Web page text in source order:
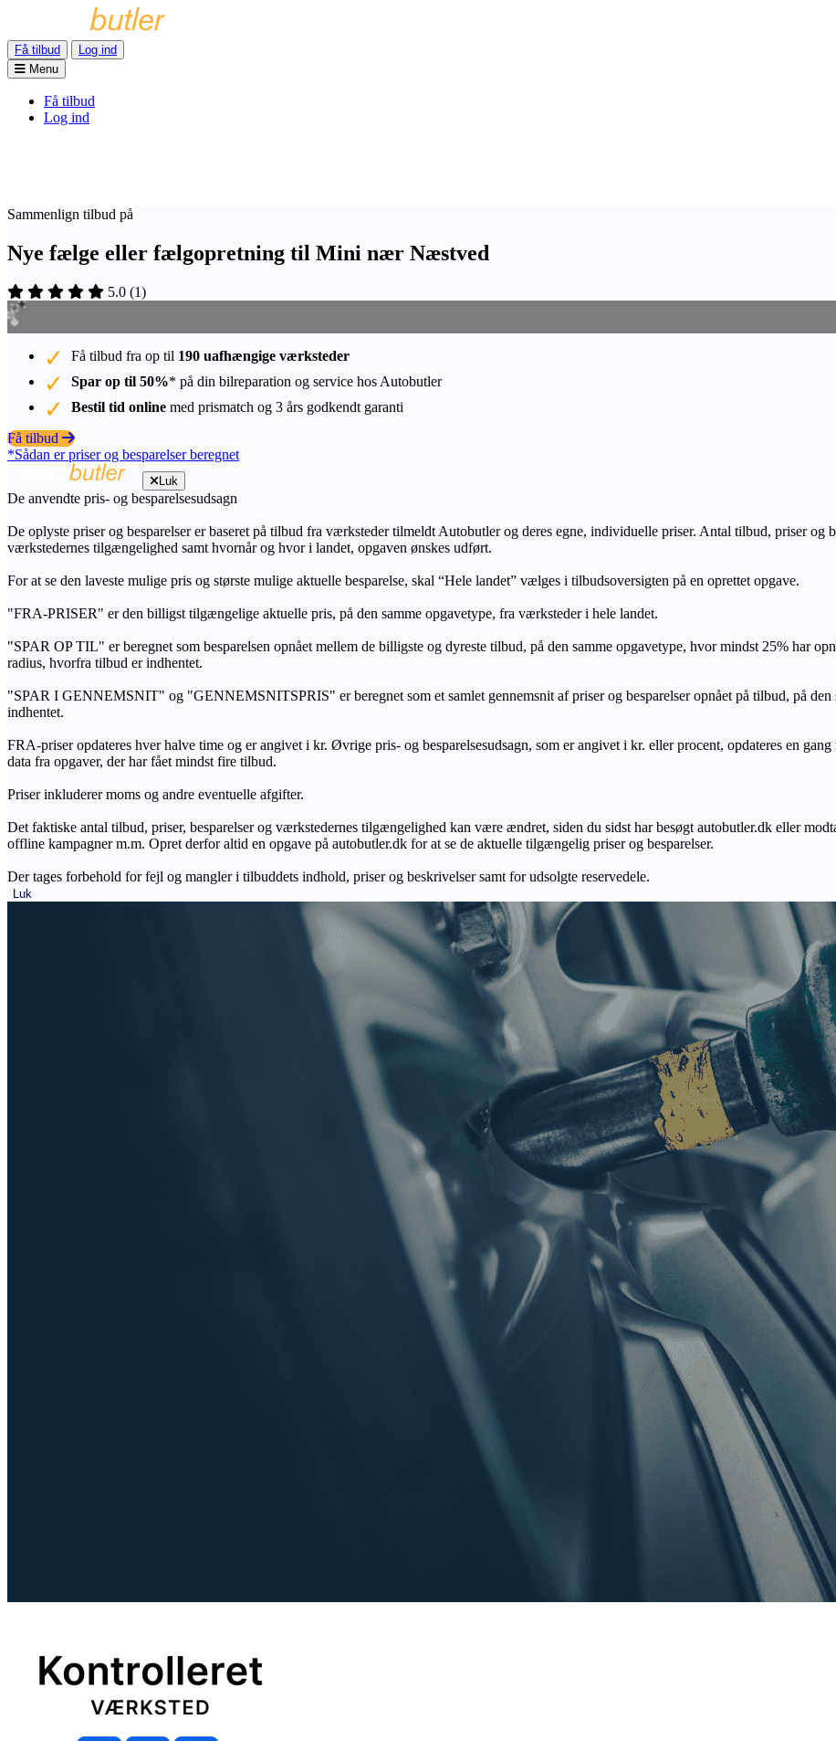
Få tilbud
Log ind
Menu
Få tilbud
Log ind
Sammenlign tilbud på
Nye fælge eller fælgopretning til Mini nær Næstved
5.0 (1)
Få tilbud fra op til 190 uafhængige værksteder
Spar op til 50%* på din bilreparation og service hos Autobutler
Bestil tid online med prismatch og 3 års godkendt garanti
Få tilbud
*Sådan er priser og besparelser beregnet
Luk
De anvendte pris- og besparelsesudsagn
De oplyste priser og besparelser er baseret på tilbud fra værksteder tilmeldt Autobutler og deres egne, individuelle priser. Antal tilbud, priser
værkstedernes tilgængelighed samt hvornår og hvor i landet, opgaven ønskes udført.
For at se den laveste mulige pris og største mulige aktuelle besparelse, skal “Hele landet” vælges i tilbudsoversigten på en oprettet opgave.
"FRA-PRISER" er den billigst tilgængelige aktuelle pris, på den samme opgavetype, fra værksteder i hele landet.
"SPAR OP TIL" er beregnet som besparelsen opnået mellem de billigste og dyreste tilbud, på den samme opgavetype, hvor mindst 25% har
radius, hvorfra tilbud er indhentet.
"SPAR I GENNEMSNIT" og "GENNEMSNITSPRIS" er beregnet som et samlet gennemsnit af priser og besparelser opnået på tilbud, på
indhentet.
FRA-priser opdateres hver halve time og er angivet i kr. Øvrige pris- og besparelsesudsagn, som er angivet i kr. eller procent, opdateres en
data fra opgaver, der har fået mindst fire tilbud.
Priser inkluderer moms og andre eventuelle afgifter.
Det faktiske antal tilbud, priser, besparelser og værkstedernes tilgængelighed kan være ændret, siden du sidst har besøgt autobutler.dk eller
offline kampagner m.m. Opret derfor altid en opgave på autobutler.dk for at se de aktuelle tilgængelig priser og besparelser.
Der tages forbehold for fejl og mangler i tilbuddets indhold, priser og beskrivelser samt for udsolgte reservedele.
Luk